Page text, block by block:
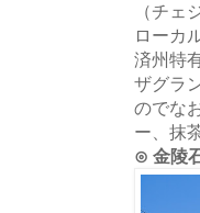
（チェ
ローカ
済州特
ザグラ
のでな
ー、抹
⊙ 金陵